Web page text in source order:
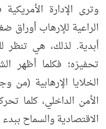
وترى الإدارة
الراعية للإرهاب
أبدية. لذلك، هي تنظر
تحفيزه؛ فكلما أظهر
الخلايا الإرهابية (من
الأمن الداخلي، كلما
الاقتصادية والسماح